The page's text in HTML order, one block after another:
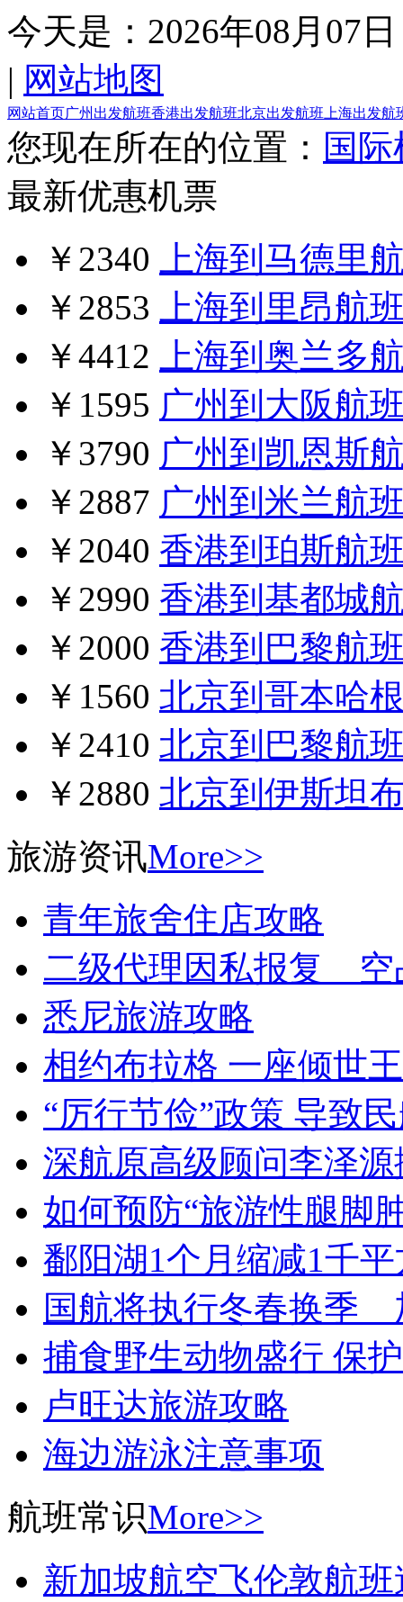
今天是： 2026年08月07日
| 网站地图
网站首页广州出发航班香港出发航班北京出发航班 上海出发航
您现在所在的位置： 国
最新优惠机票
￥2340
上海到马德里
￥2853
上海到里昂航
￥4412
上海到奥兰多
￥1595 广州到大阪航
￥3790 广州到凯恩斯
￥2887 广州到米兰航
￥2040 香港到珀斯航
￥2990 香港到基都城
￥2000 香港到巴黎航
￥1560 北京到哥本哈
￥2410 北京到巴黎航
￥2880 北京到伊斯坦
旅游资讯More>>
青年旅舍住店攻略
二级代理因私报复 空
悉尼旅游攻略
相约布拉格 一座倾世
“厉行节俭”政策 导致
深航原高级顾问李泽源
如何预防“旅游性腿脚
鄱阳湖1个月缩减1千
国航将执行冬春换季
捕食野生动物盛行 保
卢旺达旅游攻略
海边游泳注意事项
航班常识More>>
新加坡航空飞伦敦航